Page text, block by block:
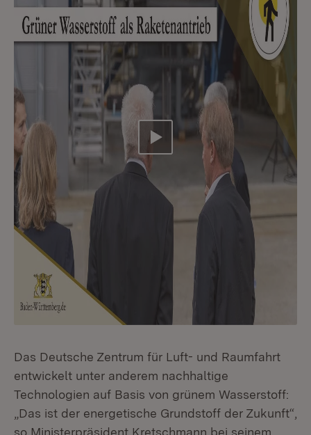
Video abspielen
Das Deutsche Zentrum für Luft- und Raumfahrt
entwickelt unter anderem nachhaltige
Technologien auf Basis von grünem Wasserstoff:
„Das ist der energetische Grundstoff der Zukunft“,
so Ministerpräsident Kretschmann bei seinem